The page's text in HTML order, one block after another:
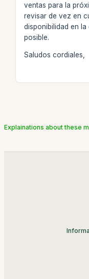
ventas para la
revisar de vez en
disponibilidad en
posible.
Saludos cordiales,
Explainations about these